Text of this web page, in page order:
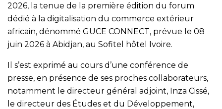
2026, la tenue de la première édition du forum
dédié à la digitalisation du commerce extérieur
africain, dénommé GUCE CONNECT, prévue le 08
juin 2026 à Abidjan, au Sofitel hôtel Ivoire.
Il s’est exprimé au cours d’une conférence de
presse, en présence de ses proches collaborateurs,
notamment le directeur général adjoint, Inza Cissé,
le directeur des Études et du Développement,